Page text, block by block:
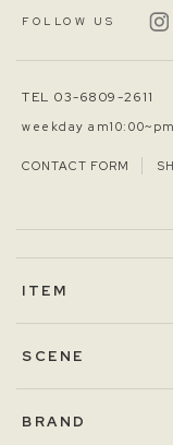
FOLLOW US
TEL 03-6809-2611
weekday
CONTACT FORM
ITEM
SCENE
BRAND